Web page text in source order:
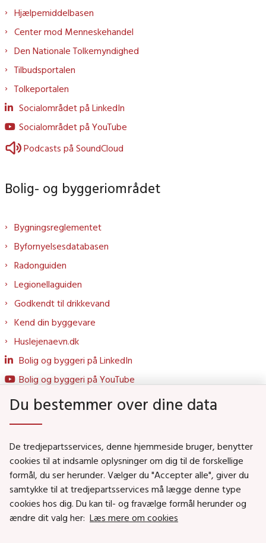
Hjælpemiddelbasen
Center mod Menneskehandel
Den Nationale Tolkemyndighed
Tilbudsportalen
Tolkeportalen
Socialområdet på LinkedIn
Socialområdet på YouTube
Podcasts på SoundCloud
Bolig- og byggeriområdet
Bygningsreglementet
Byfornyelsesdatabasen
Radonguiden
Legionellaguiden
Godkendt til drikkevand
Kend din byggevare
Huslejenaevn.dk
Bolig og byggeri på LinkedIn
Bolig og byggeri på YouTube
Social- og Boligministeriet
Job i Social- og Boligstyrelsen
Puljer og tilskud
Nyhedsbreve
Du bestemmer over dine data
De tredjepartsservices, denne hjemmeside bruger, benytter
cookies til at indsamle oplysninger om dig til de forskellige
formål, du ser herunder. Vælger du "Accepter alle", giver du
samtykke til at tredjepartsservices må lægge denne type
cookies hos dig. Du kan til- og fravælge formål herunder og
ændre dit valg her: Læs mere om cookies